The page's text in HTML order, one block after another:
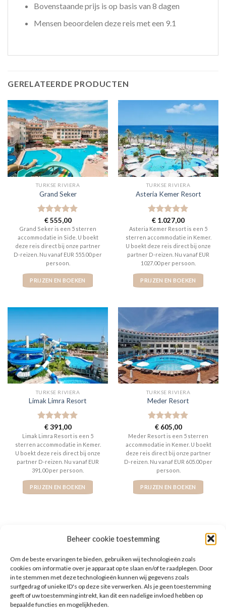
Beheer cookie toestemming
Om de beste ervaringen te bieden, gebruiken wij technologieën zoals
cookies om informatie over je apparaat op te slaan en/of te raadplegen. Door
in te stemmen met deze technologieën kunnen wij gegevens zoals
surfgedrag of unieke ID's op deze site verwerken. Als je geen toestemming
geeft of uw toestemming intrekt, kan dit een nadelige invloed hebben op
bepaalde functies en mogelijkheden.
Bovenstaande prijs is op basis van 8 dagen
Mensen beoordelen deze reis met een 9.1
GERELATEERDE PRODUCTEN
TURKSE RIVIERA
Grand Seker
Gewaardeerd
5uit 5
€555,00
Grand Seker is een 5 sterren
accommodatie in Side. U boekt
deze reis direct bij onze partner
D-reizen. Nu vanaf EUR 555.00 per
persoon.
PRIJZEN EN BOEKEN
TURKSE RIVIERA
Asteria Kemer Resort
Gewaardeerd
5uit 5
€ 1.027,00
Asteria Kemer Resort is een 5
sterren accommodatie in Kemer.
U boekt deze reis direct bij onze
partner D-reizen. Nu vanaf EUR
1027.00 per persoon.
PRIJZEN EN BOEKEN
TURKSE RIVIERA
Limak Limra Resort
Gewaardeerd
5uit 5
€391,00
Limak Limra Resort is een 5
sterren accommodatie in Kemer.
U boekt deze reis direct bij onze
partner D-reizen. Nu vanaf EUR
391.00 per persoon.
PRIJZEN EN BOEKEN
TURKSE RIVIERA
Meder Resort
Gewaardeerd
5uit 5
€605,00
Meder Resort is een 5 sterren
accommodatie in Kemer. U boekt
deze reis direct bij onze partner
D-reizen. Nu vanaf EUR 605.00 per
persoon.
PRIJZEN EN BOEKEN
WAT ZE OVER ONS ZEGGEN